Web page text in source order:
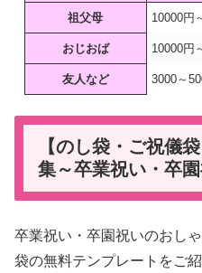
祖父母 10000円
おじおば 10000円
友人など 3000～
【のし袋・ご祝儀
集～卒業祝い・卒
卒業祝い・卒園祝いのおし
袋の無料テンプレートをご紹